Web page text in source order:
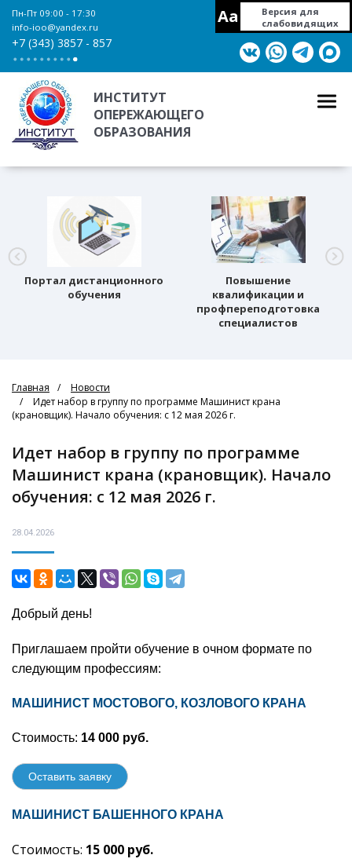
Пн-Пт 09:00 - 17:30
info-ioo@yandex.ru
+7 (343) 3857 - 857
Aa
Версия для
слабовидящих
ИНСТИТУТ
ОПЕРЕЖАЮЩЕГО
ОБРАЗОВАНИЯ
Портал дистанционного
обучения
Повышение
квалификации и
профпереподготовка
специалистов
Главная
Новости
Идет набор в группу по программе Машинист крана
(крановщик). Начало обучения: c 12 мая 2026 г.
Идет набор в группу по программе
Машинист крана (крановщик). Начало
обучения: c 12 мая 2026 г.
28.04.2026
Добрый день!
Приглашаем пройти обучение в очном формате по
следующим профессиям:
МАШИНИСТ МОСТОВОГО, КОЗЛОВОГО КРАНА
Стоимость: 14 000 руб.
Оставить заявку
МАШИНИСТ БАШЕННОГО КРАНА
Стоимость: 15 000 руб.